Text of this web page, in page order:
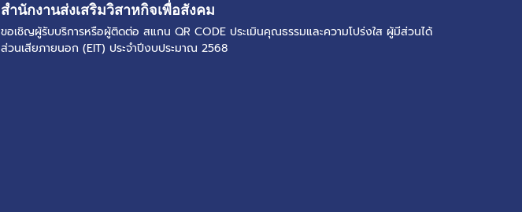
สำนักงานส่งเสริมวิสาหกิจเพื่อสังคม
ขอเชิญผู้รับบริการหรือผู้ติดต่อ สแกน QR CODE ประเมินคุณธรรมและความโปร่งใส ผู้มีส่วนได้
ส่วนเสียภายนอก (EIT) ประจำปีงบประมาณ 2568